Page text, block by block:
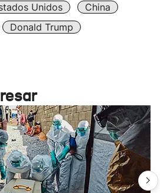
Unidos
China
Donald Trump